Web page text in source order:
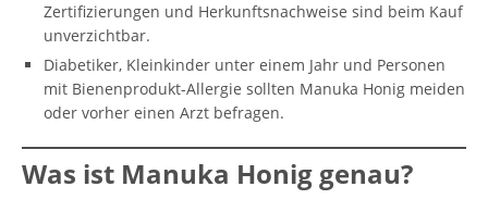
Zertifizierungen und Herkunftsnachweise sind beim Kauf
unverzichtbar.
Diabetiker, Kleinkinder unter einem Jahr und Personen
mit Bienenprodukt-Allergie sollten Manuka Honig meiden
oder vorher einen Arzt befragen.
Was ist Manuka Honig genau?